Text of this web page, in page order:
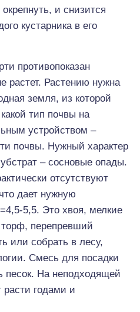
и снизится
кустарника в его
противопоказан
растет. Растению нужна
земля, из которой
тип почвы на
устройством –
почвы. Нужный характер
– сосновые опады.
отсутствуют
дает нужную
5,5. Это хвоя, мелкие
перепревший
или собрать в лесу,
Смесь для посадки
песок. На неподходящей
расти годами и